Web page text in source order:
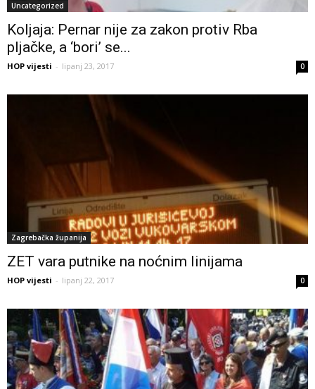
Uncategorized
Koljaja: Pernar nije za zakon protiv Rba
pljačke, a ‘bori’ se...
HOP vijesti - lipanj 23, 2017 0
Zagrebačka županija
ZET vara putnike na noćnim linijama
HOP vijesti - lipanj 22, 2017 0